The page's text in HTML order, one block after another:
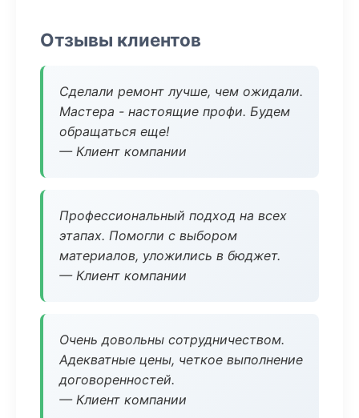
Отзывы клиентов
Сделали ремонт лучше, чем ожидали.
Мастера - настоящие профи. Будем
обращаться еще!
— Клиент компании
Профессиональный подход на всех
этапах. Помогли с выбором
материалов, уложились в бюджет.
— Клиент компании
Очень довольны сотрудничеством.
Адекватные цены, четкое выполнение
договоренностей.
— Клиент компании